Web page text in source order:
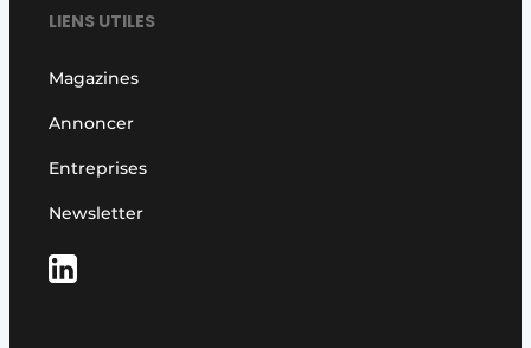
LIENS UTILES
Magazines
Annoncer
Entreprises
Newsletter